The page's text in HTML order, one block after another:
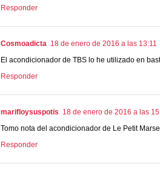
Responder
Cosmoadicta 18 de enero de 2016 a las 13:11
El acondicionador de TBS lo he utilizado en
Responder
marifloysuspotis 18 de enero de 2016 a las
Tomo nota del acondicionador de Le Petit
Responder